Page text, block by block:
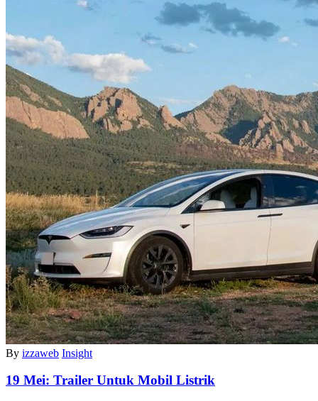
By izzaweb Insight
19 Mei: Trailer Untuk Mobil Listrik